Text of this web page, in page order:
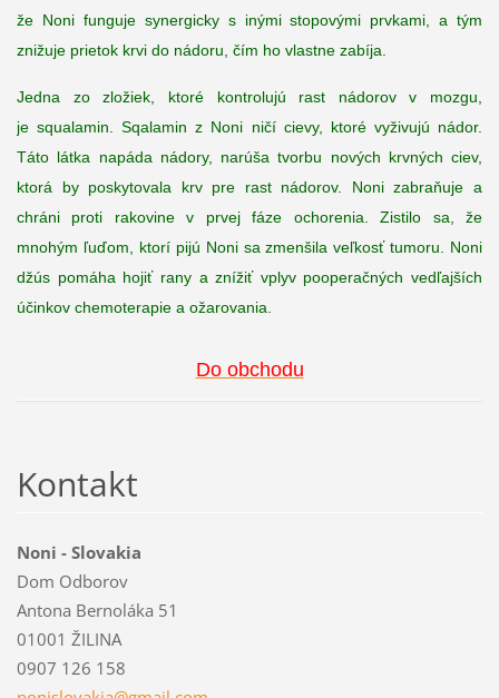
že Noni funguje synergicky s inými stopovými prvkami, a tým
znižuje prietok krvi do nádoru, čím ho vlastne zabíja
Jedna zo zložiek ktoré kontrolujú rast nádorov v mozgu
jesqualamin . Sqalamin z Noni ničí cievy, ktoré vyživujú nádor.
Táto látka
napáda nádory, narúšatvorbu nových krvných ciev,
ktorá by poskytovala
krvpre rast nádorov. Noni zabraňuje a
chráni proti
rakovine v prvej fáze ochorenia .Zistilo sa ,že
mnohým ľuďom ktorí pijú Nonisazmenšilaveľkosť tumoru
Noni
džús pomáha hojiť rany a znížiť vplyv pooperačných vedľajších
účinkov chemoterapie a ožarovania
Do obchodu
Kontakt
Noni - Slovakia
Dom Odborov
Antona Bernoláka 51
01001 ŽILINA
0907 126 158